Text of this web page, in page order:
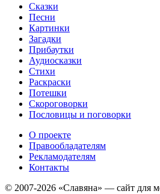
Сказки
Песни
Картинки
Загадки
Прибаутки
Аудиосказки
Стихи
Раскраски
Потешки
Скороговорки
Пословицы и поговорки
О проекте
Правообладателям
Рекламодателям
Контакты
© 2007-2026 «Славяна» — сайт для